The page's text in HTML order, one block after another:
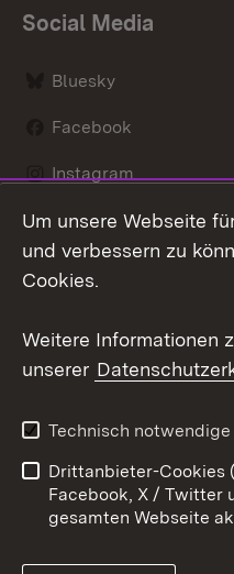
Social Media
Bluesky
Facebook
Instagram
LinkedIn
Datenschutz
Impressum
Um unsere Webseite
und verbessern zu
Cookies.
Weitere Informationen
unserer
Technisch
Drittanbieter-Cookies
Facebook, X / Twitter
gesamten Webseite